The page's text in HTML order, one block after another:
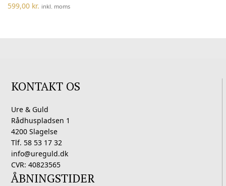
599,00 kr. inkl. moms
KONTAKT OS
Ure & Guld
Rådhuspladsen 1
4200 Slagelse
Tlf. 58 53 17 32
info@ureguld.dk
CVR: 40823565
ÅBNINGSTIDER